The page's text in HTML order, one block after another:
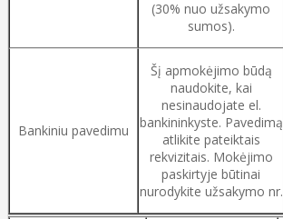
(30% nuo užsakymo
sumos).
Bankiniu pavedimu
Šį apmokėjimo būdą
naudokite, kai
nesinaudojate el.
bankininkyste. Pavedimą
atlikite pateiktais
rekvizitais. Mokėjimo
paskirtyje būtinai
nurodykite užsakymo nr.